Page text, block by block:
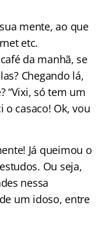
mente, ao que
etc.
da manhã, se
Chegando lá,
“Vixi, só tem um
o casaco! Ok, vou
Já queimou o
Ou seja,
nessa
um idoso, entre